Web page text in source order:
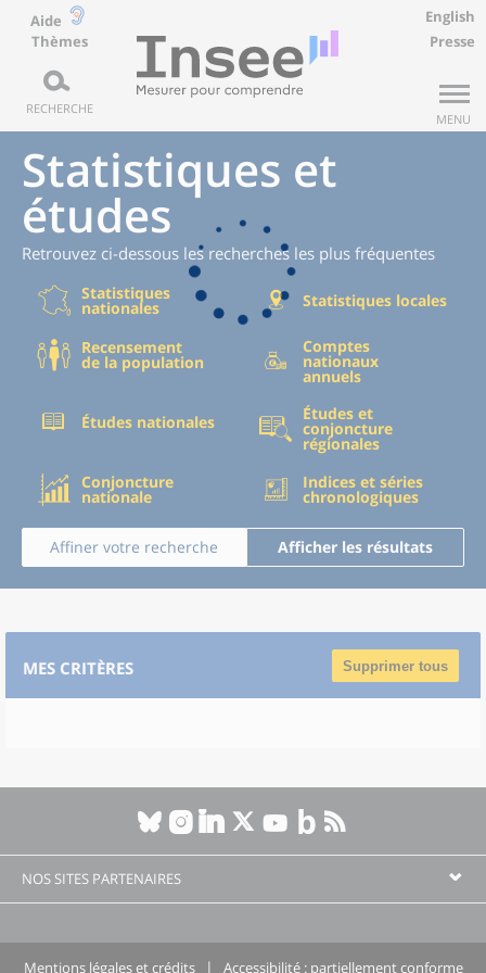
Aide
Thèmes
RECHERCHE
English
Presse
MENU
Statistiques et
études
Retrouvez ci-dessous les recherches les plus fréquentes
Statistiques
nationales Statistiques locales
Recensement
de la population
Comptes
nationaux
annuels
Études nationales Études et
conjoncture
régionales
Conjoncture
nationale
Indices et séries
chronologiques
Affiner votre recherche Afficher les résultats
MES CRITÈRES Supprimer tous
NOS SITES PARTENAIRES
Mentions légales et crédits Accessibilité : partiellement conforme